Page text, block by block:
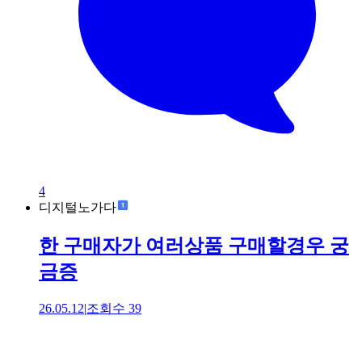
4
디지털노가다
한 구매자가 여러상품 구매할경우 궁
금증
26.05.12|조회수 39